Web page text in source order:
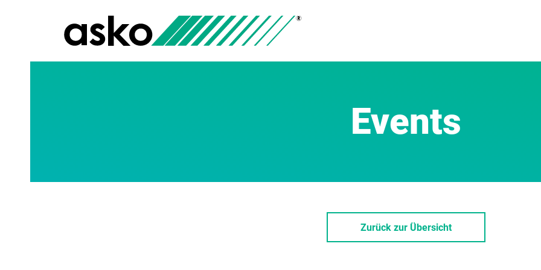
Events
Zurück zur Übersicht